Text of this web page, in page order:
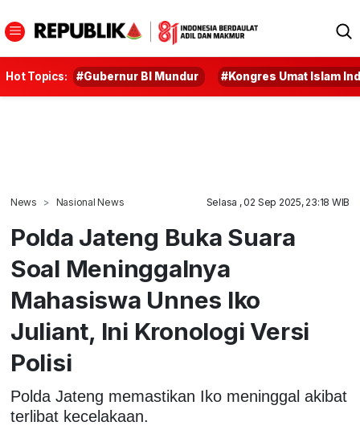
Hot Topics: #Gubernur BI Mundur #Kongres Umat Islam
News Nasional News Selasa , 02 Sep 2025, 23:18 WIB
Polda Jateng Buka Suara
Soal Meninggalnya
Mahasiswa Unnes Iko
Juliant, Ini Kronologi Versi
Polisi
Polda Jateng memastikan Iko meninggal akibat
terlibat kecelakaan.